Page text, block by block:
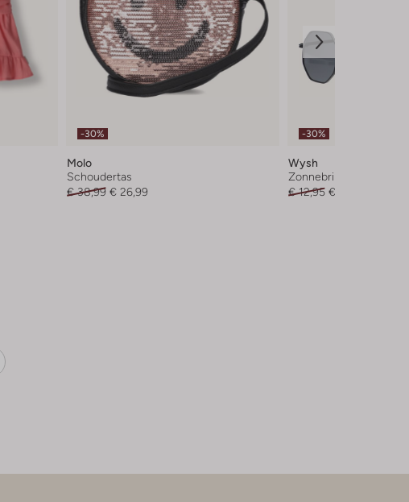
-30%
Molo
Schoudertas
€ 38,99 € 26,99
-30%
Wysh
Zonnebril
€ 12,95 € 8,95